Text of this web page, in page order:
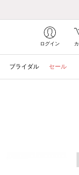
ログイン
ブライダル セール